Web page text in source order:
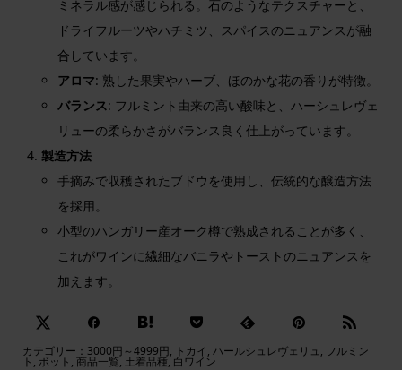
ミネラル感が感じられる。石のようなテクスチャーと、
ドライフルーツやハチミツ、スパイスのニュアンスが融
合しています。
アロマ: 熟した果実やハーブ、ほのかな花の香りが特徴。
バランス: フルミント由来の高い酸味と、ハーシュレヴェ
リューの柔らかさがバランス良く仕上がっています。
製造方法
手摘みで収穫されたブドウを使用し、伝統的な醸造方法
を採用。
小型のハンガリー産オーク樽で熟成されることが多く、
これがワインに繊細なバニラやトーストのニュアンスを
加えます。
カテゴリー： 3000円～4999円, トカイ, ハールシュレヴェリュ, フルミン
ト , ボット , 商品一覧, 土着品種,白ワイン